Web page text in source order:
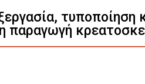
παραγωγή